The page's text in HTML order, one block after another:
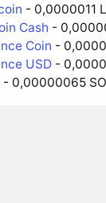
- 0,0000011
Cash -
Coin -
USD -
- 0,00000065